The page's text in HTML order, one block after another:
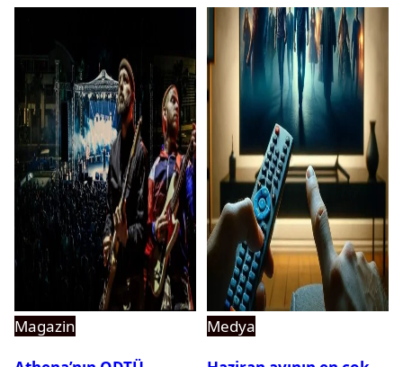
Magazin
Medya